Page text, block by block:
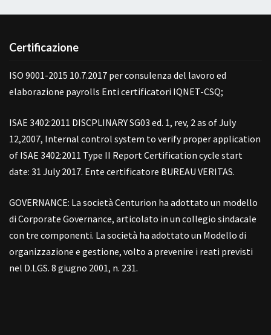
Certificazione
ISO 9001-2015 10.7.2017 per consulenza del lavoro ed
elaborazione payrolls Enti certificatori IQNET-CSQ;
ISAE 3402:2011 DISCPLINARY SG03 ed. 1, rev, 2 as of July
12,2007, Internal control system to verify proper application
of ISAE 3402:2011 Type II Report Certification cycle start
date: 31 July 2017. Ente certificatore BUREAU VERITAS.
GOVERNANCE: La società Centurion ha adottato un modello
di Corporate Governance, articolato in un collegio sindacale
con tre componenti. La società ha adottato un Modello di
organizzazione e gestione, volto a prevenire i reati previsti
nel D.LGS. 8 giugno 2001, n. 231.